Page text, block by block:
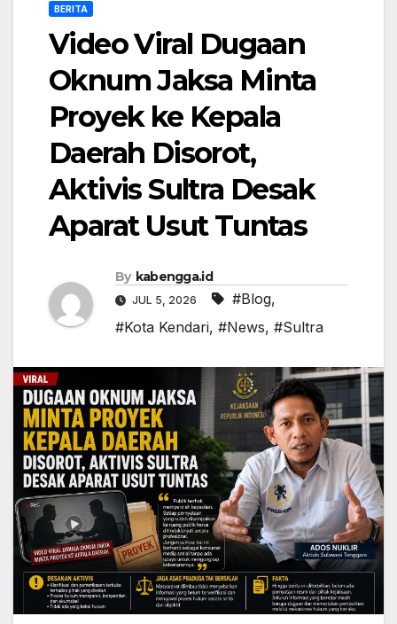
BERITA
Video Viral Dugaan
Oknum Jaksa Minta
Proyek ke Kepala
Daerah Disorot,
Aktivis Sultra Desak
Aparat Usut Tuntas
By kabengga.id
JUL 5, 2026 #Blog,
#Kota Kendari, #News, #Sultra